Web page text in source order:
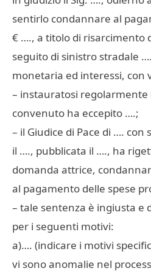
sentirlo condannare al
€ …., a titolo di risarcimento
seguito di sinistro stradale
monetaria ed interessi, con
– instauratosi
convenuto ha eccepito ….;
– il Giudice di Pace di ….
il …., pubblicata il …., ha
domanda attrice,
al pagamento delle spese
– tale sentenza è ingiusta e
per i seguenti motivi:
a)…. (indicare i motivi
vi sono anomalie nel